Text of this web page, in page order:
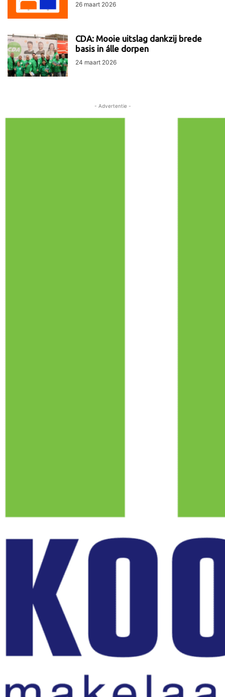
26 maart 2026
CDA: Mooie uitslag dankzij brede
basis in álle dorpen
24 maart 2026
- Advertentie -